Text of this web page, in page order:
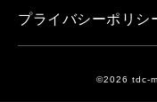
プライバシーポリシ
©2026 tdc-